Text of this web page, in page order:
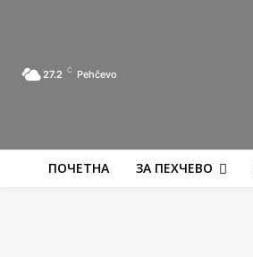
27.2 C Pehčevo
ПОЧЕТНА ЗА ПЕХЧЕВО